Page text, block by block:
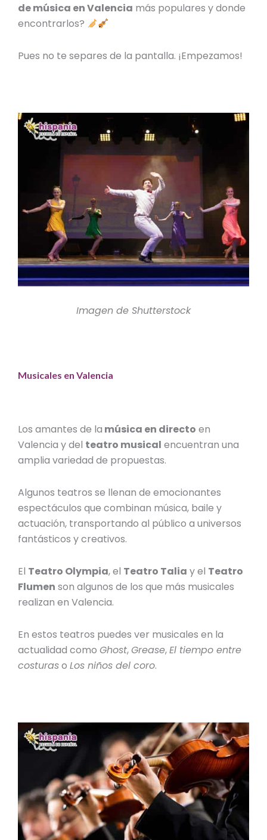
demúsica en Valencia más populares y donde
encontrarlos?
Pues no te separes de la pantalla. ¡Empezamos!
Imagen de Shutterstock
Musicales en Valencia
Los amantes de la música en directo en
Valencia y del teatro musical encuentran una
amplia variedad de propuestas.
Algunos teatros se llenan de emocionantes
espectáculos que combinan música, baile y
actuación, transportando al público a universos
fantásticos y creativos.
El Teatro Olympia, el Teatro Talia y el Teatro
Flumen son algunos de los que más musicales
realizan en Valencia.
En estos teatros puedes ver musicales en la
actualidad comoGhost,Grease,El tiempo entre
costurasoLos niños del coro.